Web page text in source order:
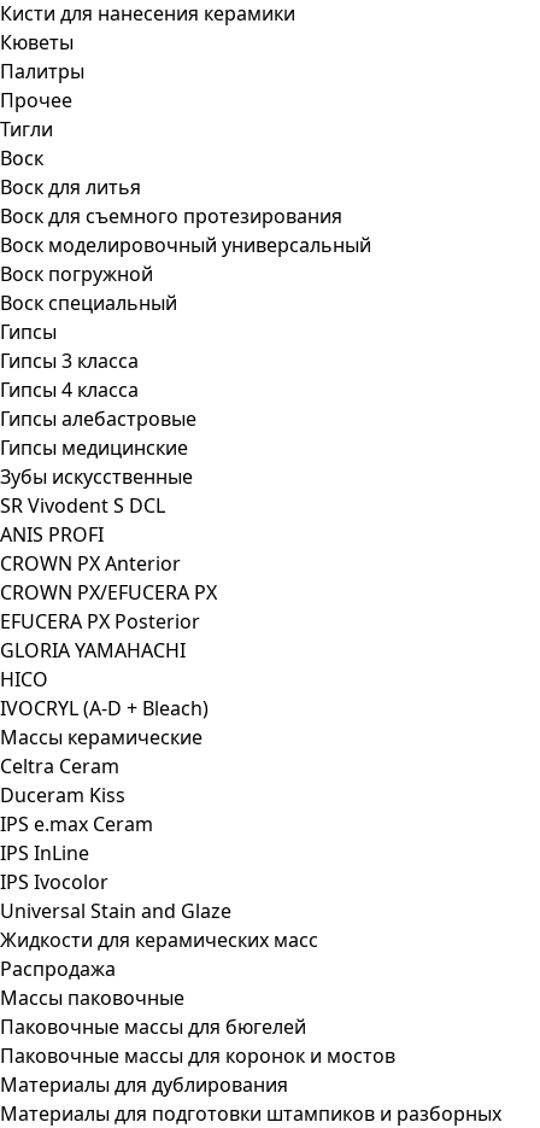
Кисти для нанесения керамики
Кюветы
Палитры
Прочее
Тигли
Воск
Воск для литья
Воск для съемного протезирования
Воск моделировочный универсальный
Воск погружной
Воск специальный
Гипсы
Гипсы 3 класса
Гипсы 4 класса
Гипсы алебастровые
Гипсы медицинские
Зубы искусственные
SR Vivodent S DCL
ANIS PROFI
CROWN PX Anterior
CROWN PX/EFUCERA PX
EFUCERA PX Posterior
GLORIA YAMAHACHI
HICO
IVOCRYL (A-D + Bleach)
Массы керамические
Celtra Ceram
Duceram Kiss
IPS e.max Ceram
IPS InLine
IPS Ivocolor
Universal Stain and Glaze
Жидкости для керамических масс
Распродажа
Массы паковочные
Паковочные массы для бюгелей
Паковочные массы для коронок и мостов
Материалы для дублирования
Материалы для подготовки штампиков и разборных